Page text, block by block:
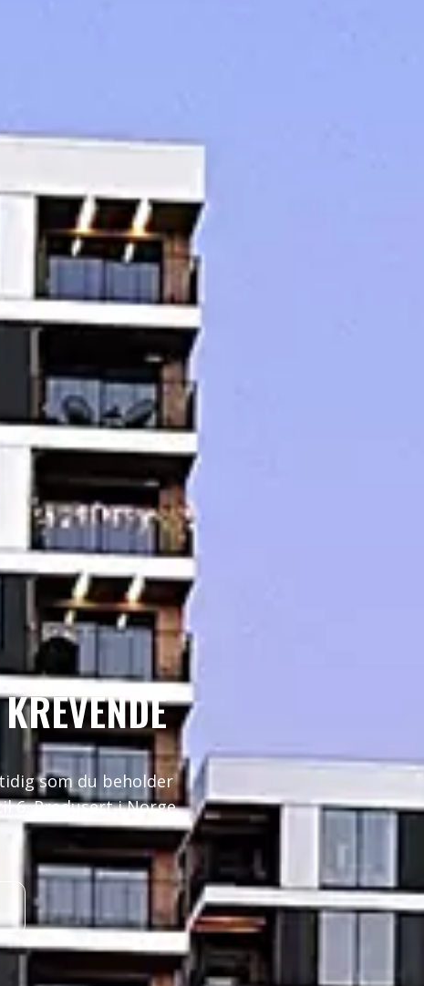
som du beholder
6. Produsert i Norge,